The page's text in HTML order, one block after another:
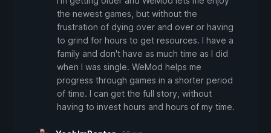
the newest games, but without the
frustration of dying over and over or having
to grind for hours to get resources. I have a
family and don't have as much time as I did
when I was single. WeMod helps me
progress through games in a shorter period
of time. I can get the full story, without
having to invest hours and hours of my time.